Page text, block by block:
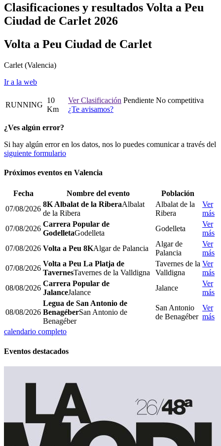
Clasificaciones y resultados Volta a Peu
Ciudad de Carlet 2026
Volta a Peu Ciudad de Carlet
Carlet (Valencia)
Ir a la web
RUNNING
10
Km
Ver Clasificación Pendiente No competitiva
¿Te avisamos?
¿Ves algún error?
Si hay algún error en los datos, nos lo puedes comunicar a través del
siguiente formulario
Próximos eventos en Valencia
Fecha Nombre del evento
Población
07/08/2026
8K Albalat de la RiberaAlbalat
de la Ribera
Albalat de la
Ribera
Ver
más
07/08/2026
Carrera Popular de
GodelletaGodelleta
Godelleta
Ver
más
07/08/2026 Volta a Peu 8KAlgar de Palancia
Algar de
Palancia
Ver
más
07/08/2026
Volta a Peu La Platja de
TavernesTavernes de la Valldigna
Tavernes de la
Valldigna
Ver
más
08/08/2026
Carrera Popular de
JalanceJalance
Jalance
Ver
más
08/08/2026
Legua de San Antonio de
BenagéberSan Antonio de
Benagéber
San Antonio
de Benagéber
Ver
más
calendario completo
Eventos destacados